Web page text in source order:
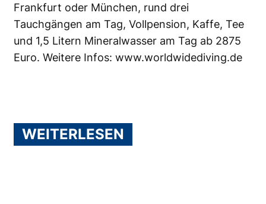
Frankfurt oder München, rund drei
Tauchgängen am Tag, Vollpension, Kaffe, Tee
und 1,5 Litern Mineralwasser am Tag ab 2875
Euro. Weitere Infos: www.worldwidediving.de
WEITERLESEN